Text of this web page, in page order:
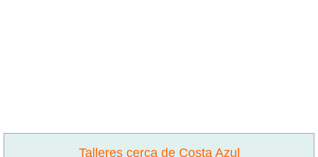
Talleres cerca de Costa Azul